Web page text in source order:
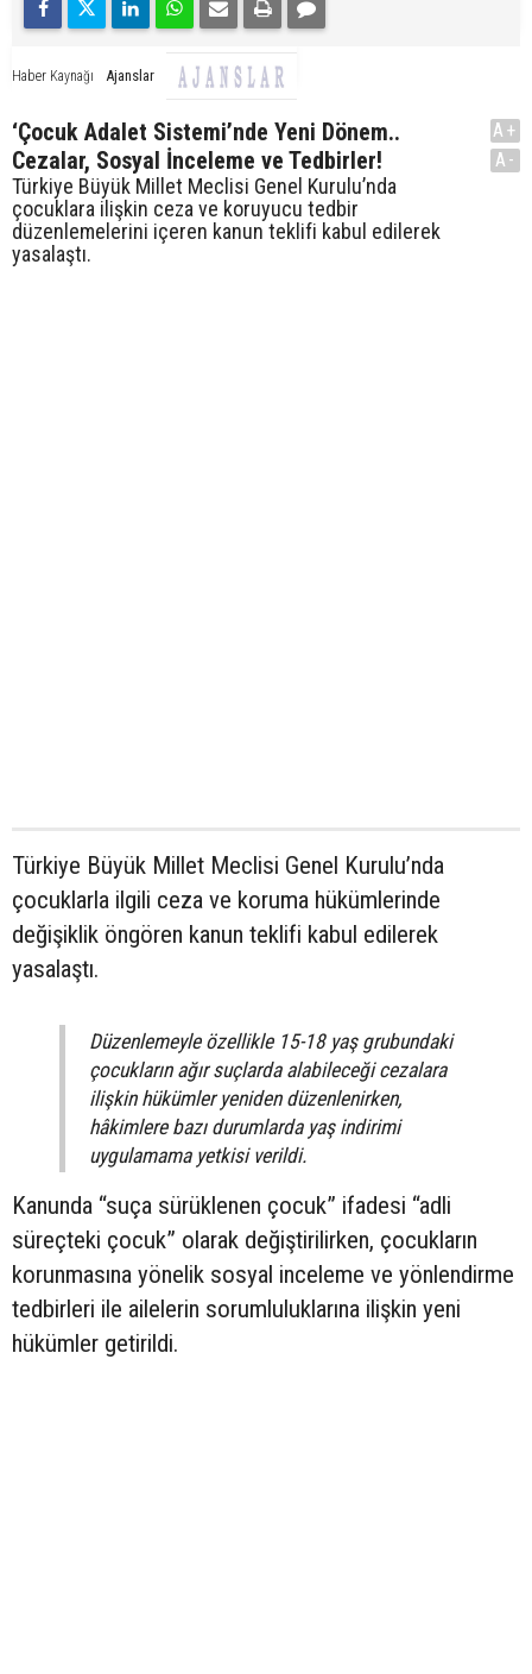
Haber Kaynağı Ajanslar
‘Çocuk Adalet Sistemi’nde Yeni Dönem..
Cezalar, Sosyal İnceleme ve Tedbirler!
Türkiye Büyük Millet Meclisi Genel Kurulu’nda
çocuklara ilişkin ceza ve koruyucu tedbir
düzenlemelerini içeren kanun teklifi kabul edilerek
yasalaştı.
A+
A-
Türkiye Büyük Millet Meclisi Genel Kurulu’nda
çocuklarla ilgili ceza ve koruma hükümlerinde
değişiklik öngören kanun teklifi kabul edilerek
yasalaştı.
Düzenlemeyle özellikle 15-18 yaş grubundaki
çocukların ağır suçlarda alabileceği cezalara
ilişkin hükümler yeniden düzenlenirken,
hâkimlere bazı durumlarda yaş indirimi
uygulamama yetkisi verildi.
Kanunda “suça sürüklenen çocuk” ifadesi “adli
süreçteki çocuk” olarak değiştirilirken, çocukların
korunmasına yönelik sosyal inceleme ve yönlendirme
tedbirleri ile ailelerin sorumluluklarına ilişkin yeni
hükümler getirildi.